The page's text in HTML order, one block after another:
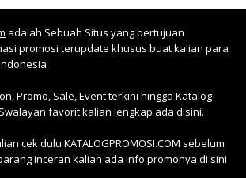
adalah Sebuah Situs yang bertujuan
promosi terupdate khusus buat kalian para
Promo, Sale, Event terkini hingga Katalog
favorit kalian lengkap ada disini.
cek dulu KATALOGPROMOSI.COM sebelum
inceran kalian ada info promonya di sini